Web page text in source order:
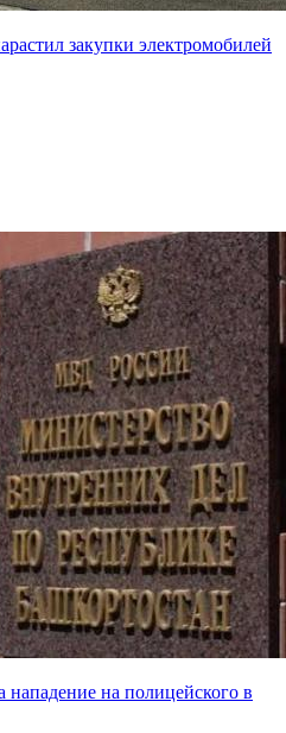
закупки электромобилей
на полицейского в